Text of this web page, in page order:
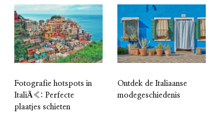
Fotografie hotspots in
ItaliÃ«: Perfecte
plaatjes schieten
Ontdek de Italiaanse
modegeschiedenis